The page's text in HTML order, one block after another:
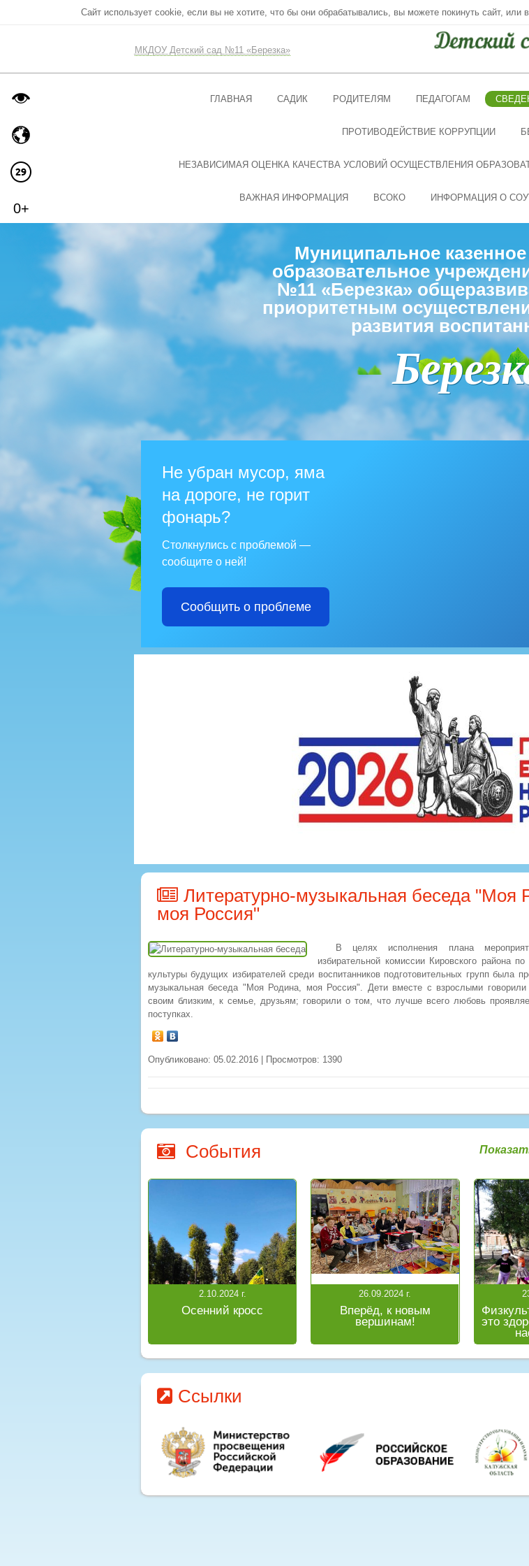
Сайт использует cookie, если вы не хотите, что бы они обрабатывались, вы можете покинуть сайт, или
МКДОУ Детский сад №11 «Березка»
ГЛАВНАЯ САДИК РОДИТЕЛЯМ ПЕДАГОГАМ
ПРОТИВОДЕЙСТВИЕ КОРРУПЦИИ
НЕЗАВИСИМАЯ ОЦЕНКА КАЧЕСТВА УСЛОВИЙ ОСУЩЕСТВЛЕНИЯ
ВАЖНАЯ ИНФОРМАЦИЯ ВСОКО ИНФОРМАЦИЯ О
Муниципальное
образовательное
№11 «Березка»
приоритетным
развития
Не убран мусор, яма
на дороге, не горит
фонарь?
Столкнулись с проблемой —
сообщите о ней!
Сообщить о проблеме
Литературно-музыкальная беседа "Моя
моя Россия"
В целях исполнения плана
избирательной комиссии Кировского района
культуры будущих избирателей среди воспитанников подготовительных групп была
музыкальная беседа "Моя Родина, моя Россия". Дети вместе с взрослыми
своим близким, к семье, друзьям; говорили о том, что лучше всего любовь
поступках.
Опубликовано: 05.02.2016 | Просмотров: 1390
События
2.10.2024 г.
Осенний кросс
26.09.2024 г.
Вперёд, к новым
вершинам!
это
Ссылки
0+